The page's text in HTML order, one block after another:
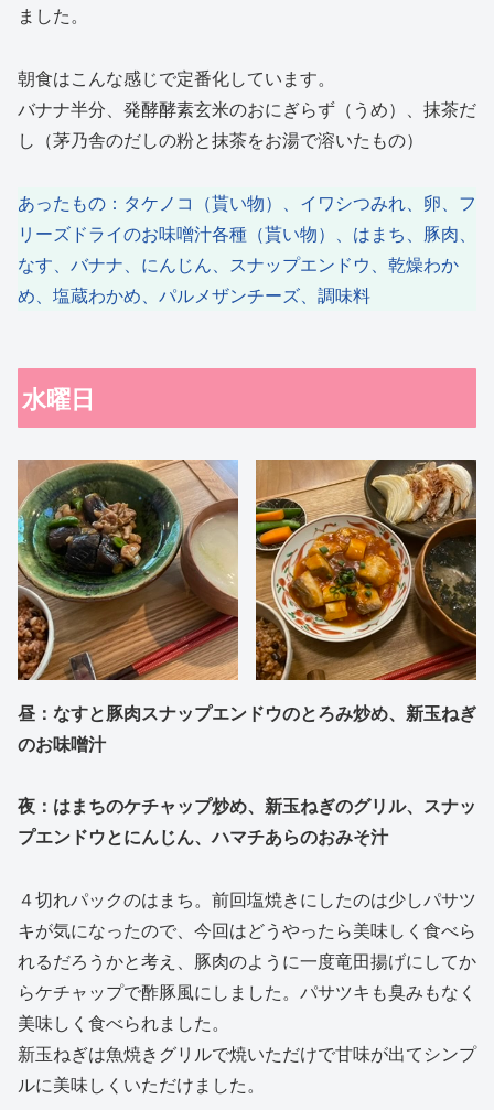
ました。
朝食はこんな感じで定番化しています。
バナナ半分、発酵酵素玄米のおにぎらず（うめ）、抹茶だ
し（茅乃舎のだしの粉と抹茶をお湯で溶いたもの）
あったもの：タケノコ（貰い物）、イワシつみれ、卵、フ
リーズドライのお味噌汁各種（貰い物）、はまち、豚肉、
なす、バナナ、にんじん、スナップエンドウ、乾燥わか
め、塩蔵わかめ、パルメザンチーズ、調味料
水曜日
昼：なすと豚肉スナップエンドウのとろみ炒め、新玉ねぎ
のお味噌汁
夜：はまちのケチャップ炒め、新玉ねぎのグリル、スナッ
プエンドウとにんじん、ハマチあらのおみそ汁
４切れパックのはまち。前回塩焼きにしたのは少しパサツ
キが気になったので、今回はどうやったら美味しく食べら
れるだろうかと考え、豚肉のように一度竜田揚げにしてか
らケチャップで酢豚風にしました。パサツキも臭みもなく
美味しく食べられました。
新玉ねぎは魚焼きグリルで焼いただけで甘味が出てシンプ
ルに美味しくいただけました。